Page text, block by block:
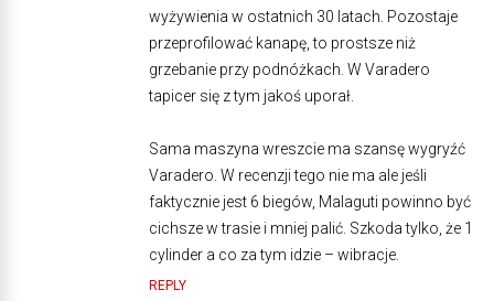
wyżywienia w ostatnich 30 latach. Pozostaje
przeprofilować kanapę, to prostsze niż
grzebanie przy podnóżkach. W Varadero
tapicer się z tym jakoś uporał.
Sama maszyna wreszcie ma szansę wygryźć
Varadero. W recenzji tego nie ma ale jeśli
faktycznie jest 6 biegów, Malaguti powinno być
cichsze w trasie i mniej palić. Szkoda tylko, że 1
cylinder a co za tym idzie – wibracje.
REPLY